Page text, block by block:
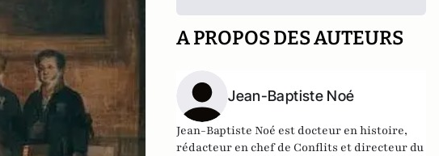
A PROPOS DES AUTEURS
Jean-Baptiste Noé
Jean-Baptiste Noé est docteur en histoire,
rédacteur en chef de Conflits et directeur du